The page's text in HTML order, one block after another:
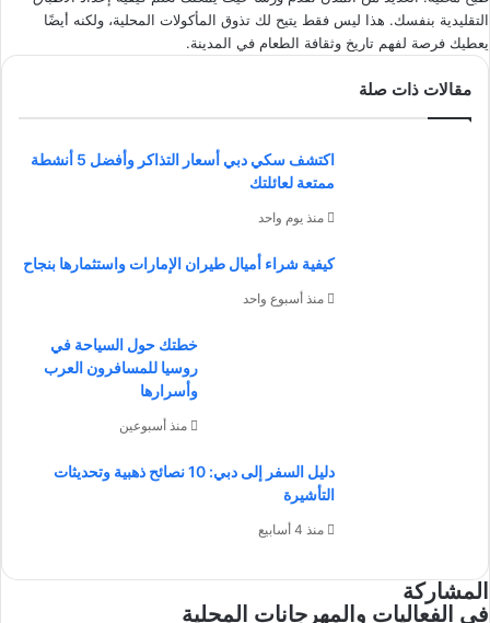
التقليدية بنفسك. هذا ليس فقط يتيح لك تذوق المأكولات المحلية، ولكنه أيضًا
يعطيك فرصة لفهم تاريخ وثقافة الطعام في المدينة.
مقالات ذات صلة
اكتشف سكي دبي أسعار التذاكر وأفضل 5 أنشطة
ممتعة لعائلتك
منذ يوم واحد
كيفية شراء أميال طيران الإمارات واستثمارها بنجاح
منذ أسبوع واحد
خطتك حول السياحة في
روسيا للمسافرون العرب
وأسرارها
منذ أسبوعين
دليل السفر إلى دبي: 10 نصائح ذهبية وتحديثات
التأشيرة
منذ 4 أسابيع
المشاركة
في الفعاليات والمهرجانات المحلية